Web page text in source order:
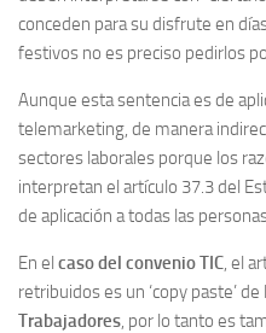
conceden para su disfrute en
festivos no es preciso pedirlos
Aunque esta sentencia es de
telemarketing, de manera
sectores laborales porque los
interpretan el artículo 37.3 del
de aplicación a todas las
En el caso del convenio TIC, el
retribuidos es un ‘copy paste’
Trabajadores, por lo tanto es